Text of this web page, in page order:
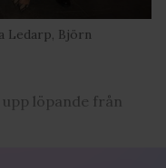
Ledarp, Björn
löpande från